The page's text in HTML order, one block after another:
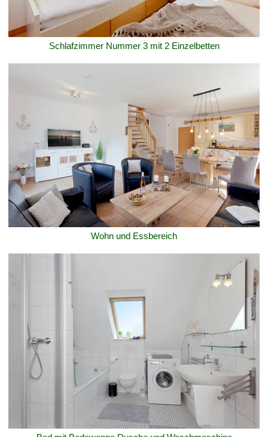
Schlafzimmer Nummer 3 mit 2 Einzelbetten
Wohn und Essbereich